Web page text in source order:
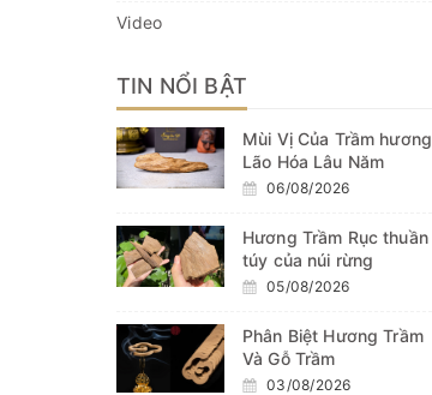
Video
TIN NỔI BẬT
Mùi Vị Của Trầm hương
Lão Hóa Lâu Năm
06/08/2026
Hương Trầm Rục thuần
túy của núi rừng
05/08/2026
Phân Biệt Hương Trầm
Và Gỗ Trầm
03/08/2026